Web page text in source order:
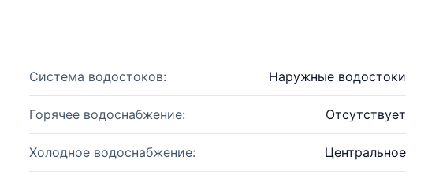
Система водостоков: Наружные водостоки
Горячее водоснабжение: Отсутствует
Холодное водоснабжение: Центральное